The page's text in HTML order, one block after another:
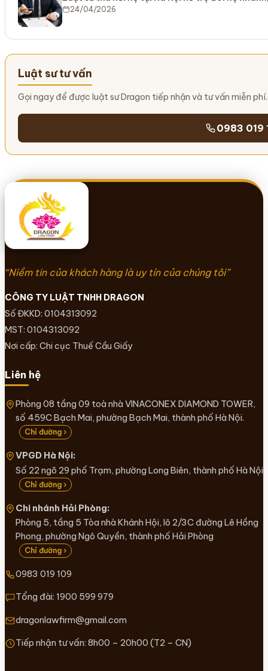
24/04/2026
Luật sư tư vấn
Gọi ngay để được luật sư Dragon tiếp nhận và tư vấn miễn phí.
0983 019
“Niềm tin của khách hàng là uy tín của chúng tôi”
CÔNG TY LUẬT TNHH DRAGON
Số ĐKKD: 0104313092
MST: 0104313092
Nơi cấp: Chi cục Thuế Cầu Giấy
Liên hệ
Phòng 08 tầng 09 toà nhà VINACONEX DIAMOND TOWER,
số 459C Bạch Mai, phường Bạch Mai, thành phố Hà Nội.
Chỉ đường ›
VPGD Hà Nội:
Số 22 ngõ 29 phố Trạm, phường Long Biên, thành phố Hà Nội
Chỉ đường ›
Chi nhánh Hải Phòng:
Phòng 5, tầng 5 Tòa nhà Khánh Hội, lô 2/3C đường Lê Hồng
Phong, phường Ngô Quyền, thành phố Hải Phòng
Chỉ đường ›
0983 019 109
Tổng đài: 1900 599 979
dragonlawfirm@gmail.com
Tiếp nhận tư vấn: 8h00 – 20h00 (T2 – CN)